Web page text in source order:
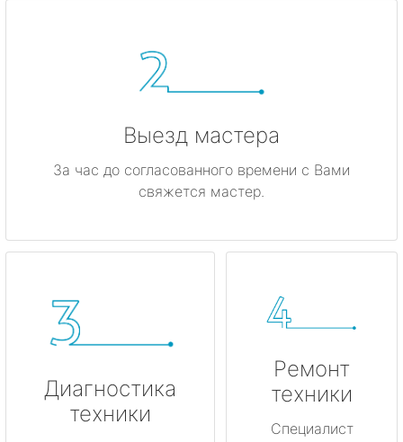
Выезд мастера
За час до согласованного времени с Вами
свяжется мастер.
Диагностика
техники
Ремонт
техники
Специалист